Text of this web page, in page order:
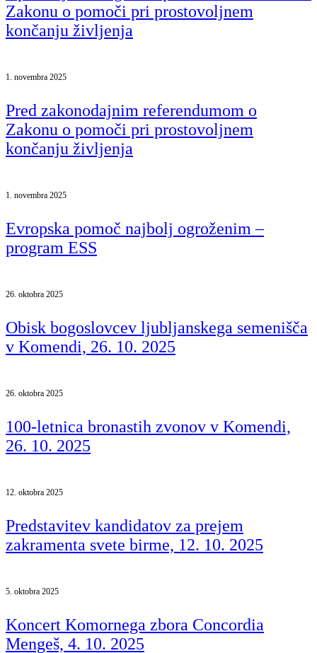
Zakonu o pomoči pri prostovoljnem
končanju življenja
1. novembra 2025
Pred zakonodajnim referendumom o
Zakonu o pomoči pri prostovoljnem
končanju življenja
1. novembra 2025
Evropska pomoč najbolj ogroženim –
program ESS
26. oktobra 2025
Obisk bogoslovcev ljubljanskega semenišča
v Komendi, 26. 10. 2025
26. oktobra 2025
100-letnica bronastih zvonov v Komendi,
26. 10. 2025
12. oktobra 2025
Predstavitev kandidatov za prejem
zakramenta svete birme, 12. 10. 2025
5. oktobra 2025
Koncert Komornega zbora Concordia
Mengeš, 4. 10. 2025